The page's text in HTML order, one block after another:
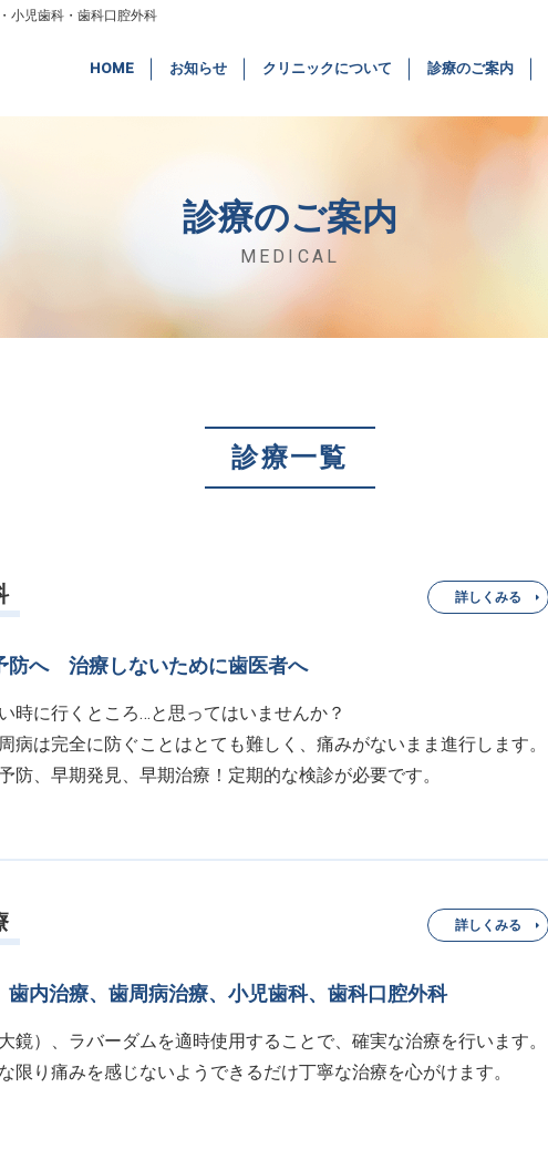
小児歯科・歯科口腔外科
HOME お知らせ クリニックについて 診療のご案内
診療のご案内
MEDICAL
診療一覧
詳しくみる
防へ 治療しないために歯医者へ
時に行くところ…と思ってはいませんか？
病は完全に防ぐことはとても難しく、痛みがないまま進行します。
防、早期発見、早期治療！定期的な検診が必要です。
詳しくみる
歯内治療、歯周病治療、小児歯科、歯科口腔外科
鏡）、ラバーダムを適時使用することで、確実な治療を行います。
限り痛みを感じないようできるだけ丁寧な治療を心がけます。